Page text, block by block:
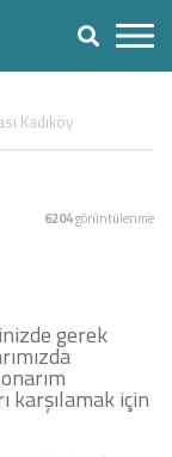
Kadıköy
6204görüntülenme
gerek
karşılamak için